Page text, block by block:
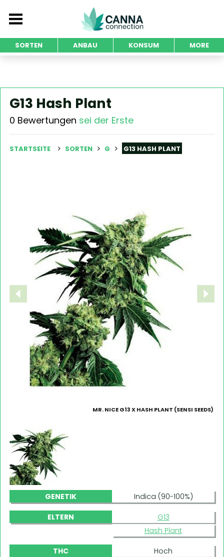
SORTEN ANBAU KONSUM MORE
G13 Hash Plant
0 Bewertungen sei der Erste
STARTSEITE SORTEN G G13 HASH PLANT
MR. NICE G13 X HASH PLANT (SENSI SEEDS)
GENETIK Indica (90-100%)
ELTERN
G13
Hash Plant
THC Hoch